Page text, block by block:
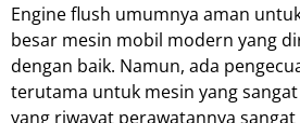
Engine flush umumnya aman
besar mesin mobil modern yang
dengan baik. Namun, ada
terutama untuk mesin yang
yang riwayat perawatannya